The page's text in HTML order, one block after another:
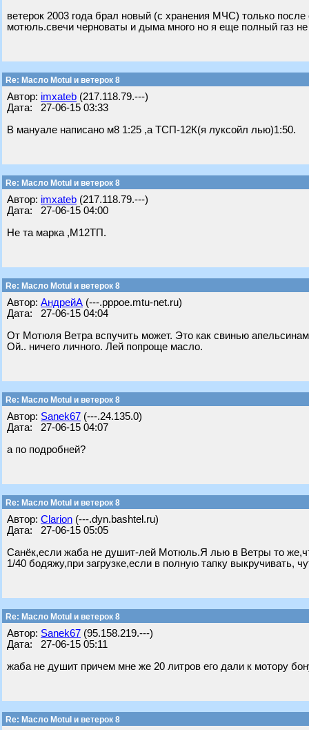
ветерок 2003 года брал новый (с хранения МЧС) только
мотюль.свечи черноваты и дыма много но я еще полный газ
Re: Масло Motul и ветерок 8
Автор: imxateb (217.118.79.---)
Дата: 27-06-15 03:33
В мануале написано м8 1:25 ,а ТСП-12К(я луксойл лью)1:50.
Re: Масло Motul и ветерок 8
Автор: imxateb (217.118.79.---)
Дата: 27-06-15 04:00
Не та марка ,М12ТП.
Re: Масло Motul и ветерок 8
Автор: АндрейА (---.pppoe.mtu-net.ru)
Дата: 27-06-15 04:04
От Мотюля Ветра вспучить может. Это как свинью
Ой.. ничего личного. Лей попроще масло.
Re: Масло Motul и ветерок 8
Автор: Sanek67 (---.24.135.0)
Дата: 27-06-15 04:07
а по подробней?
Re: Масло Motul и ветерок 8
Автор: Clarion (---.dyn.bashtel.ru)
Дата: 27-06-15 05:05
Санёк,если жаба не душит-лей Мотюль.Я лью в Ветры то
1/40 бодяжу,при загрузке,если в полную тапку выкручивать,
Re: Масло Motul и ветерок 8
Автор: Sanek67 (95.158.219.---)
Дата: 27-06-15 05:11
жаба не душит причем мне же 20 литров его дали к мотору
Re: Масло Motul и ветерок 8